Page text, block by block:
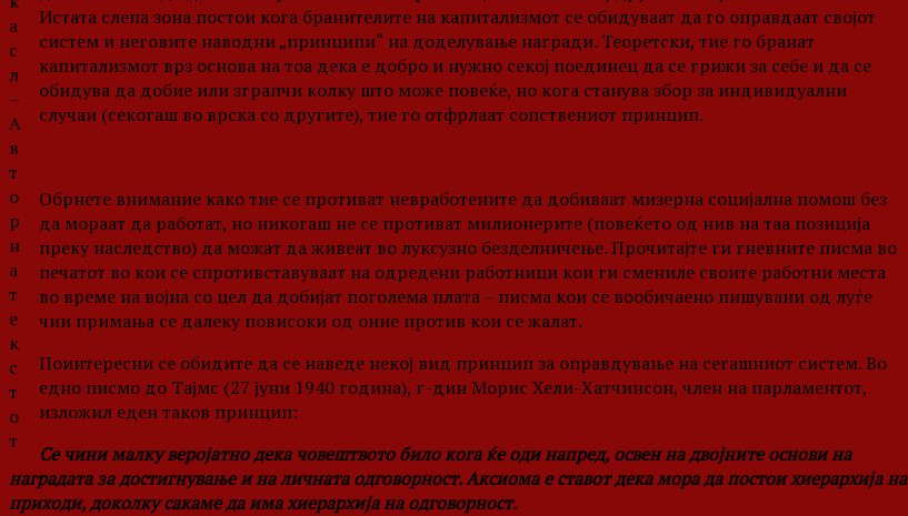
а
с
л
–
А
в
т
о
р
н
а
т
е
к
с
т
о
т
Истата слепа зона постои кога бранителите на капитализмот се обидуваат да го оправдаат својот
систем и неговите наводни „принципи“ на доделување награди. Теоретски, тие го бранат
капитализмот врз основа на тоа дека е добро и нужно секој поединец да се грижи за себе и да се
обидува да добие или зграпчи колку што може повеќе, но кога станува збор за индивидуални
случаи (секогаш во врска со другите), тие го отфрлаат сопствениот принцип.
Обрнете внимание како тие се противат невработените да добиваат мизерна социјална помош без
да мораат да работат, но никогаш не се противат милионерите (повеќето од нив на таа позиција
преку наследство) да можат да живеат во луксузно безделничење. Прочитајте ги гневните писма во
печатот во кои се спротивставуваат на одредени работници кои ги смениле своите работни места
во време на војна со цел да добијат поголема плата – писма кои се вообичаено пишувани од луѓе
чии примања се далеку повисоки од оние против кои се жалат.
Поинтересни се обидите да се наведе некој вид принцип за оправдување на сегашниот систем. Во
едно писмо до Тајмс (27 јуни 1940 година), г-дин Морис Хели-Хатчинсон, член на парламентот,
изложил еден таков принцип:
Се чини малку веројатно дека човештвото било кога ќе оди напред, освен на двојните основи на
наградата за достигнување и на личната одговорност. Аксиома е ставот дека мора да постои хиерархија на
приходи, доколку сакаме да има хиерархија на одговорност.